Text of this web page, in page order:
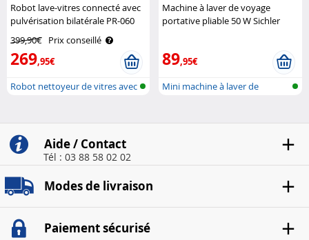
Robot lave-vitres connecté avec
pulvérisation bilatérale PR-060
399,90€ Prix conseillé
269,95€
Robot nettoyeur de vitres avec
Machine à laver de voyage
portative pliable 50 W Sichler
89,95€
Mini machine à laver de
Aide / Contact
Tél : 03 88 58 02 02
Modes de livraison
Paiement sécurisé